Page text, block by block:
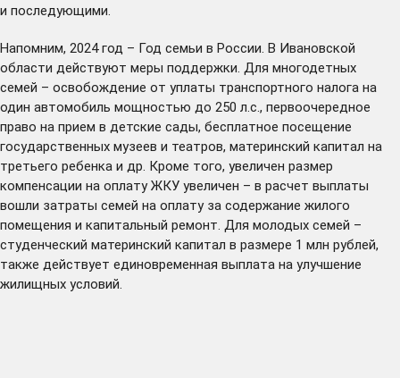
и последующими.
Напомним, 2024 год – Год семьи в России. В Ивановской
области действуют меры поддержки. Для многодетных
семей – освобождение от уплаты транспортного налога на
один автомобиль мощностью до 250 л.с., первоочередное
право на прием в детские сады, бесплатное посещение
государственных музеев и театров, материнский капитал на
третьего ребенка и др. Кроме того, увеличен размер
компенсации на оплату ЖКУ увеличен – в расчет выплаты
вошли затраты семей на оплату за содержание жилого
помещения и капитальный ремонт. Для молодых семей –
студенческий материнский капитал в размере 1 млн рублей,
также действует единовременная выплата на улучшение
жилищных условий.